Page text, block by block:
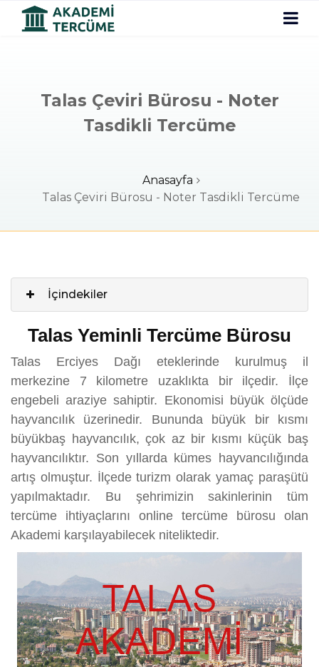
Talas Çeviri Bürosu - Noter
Tasdikli Tercüme
Anasayfa
Talas Çeviri Bürosu - Noter Tasdikli Tercüme
İçindekiler
Talas Yeminli Tercüme Bürosu
Talas Erciyes Dağı eteklerinde kurulmuş il
merkezine 7 kilometre uzaklıkta bir ilçedir. İlçe
engebeli araziye sahiptir. Ekonomisi büyük ölçüde
hayvancılık üzerinedir. Bununda büyük bir kısmı
büyükbaş hayvancılık, çok az bir kısmı küçük baş
hayvancılıktır. Son yıllarda kümes hayvancılığında
artış olmuştur. İlçede turizm olarak yamaç paraşütü
yapılmaktadır. Bu şehrimizin sakinlerinin tüm
tercüme ihtiyaçlarını online tercüme bürosu olan
Akademi karşılayabilecek niteliktedir.